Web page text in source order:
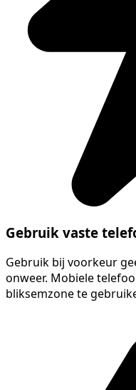
Gebruik vaste
Gebruik bij voorkeur
onweer. Mobiele
bliksemzone te